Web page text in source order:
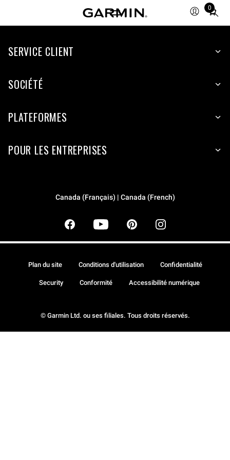
0
Total
items
cart:
SERVICE CLIENT
SOCIÉTÉ
PLATEFORMES
POUR LES ENTREPRISES
Canada (Français) | Canada (French)
© Garmin Ltd. ou ses filiales. Tous droits réservés.
Plan du site Conditions d'utilisation Confidentialité
Security Conformité Accessibilité numérique